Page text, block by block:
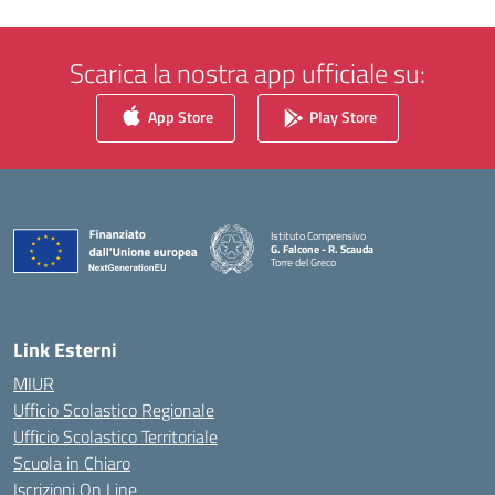
Scarica la nostra app ufficiale su:
App Store Play Store
Istituto Comprensivo
G. Falcone - R. Scauda
Torre del Greco
Link Esterni
MIUR
Ufficio Scolastico Regionale
Ufficio Scolastico Territoriale
Scuola in Chiaro
Iscrizioni On Line